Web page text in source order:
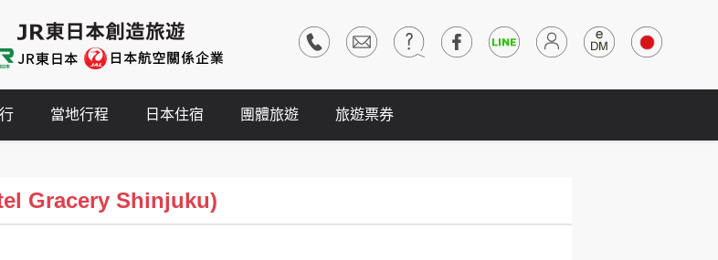
當地行程 日本住宿 團體旅遊 旅遊票券
Gracery Shinjuku)